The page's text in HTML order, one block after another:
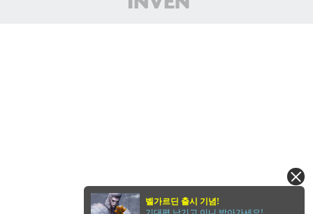
인
벨가르딘 출시 기념!